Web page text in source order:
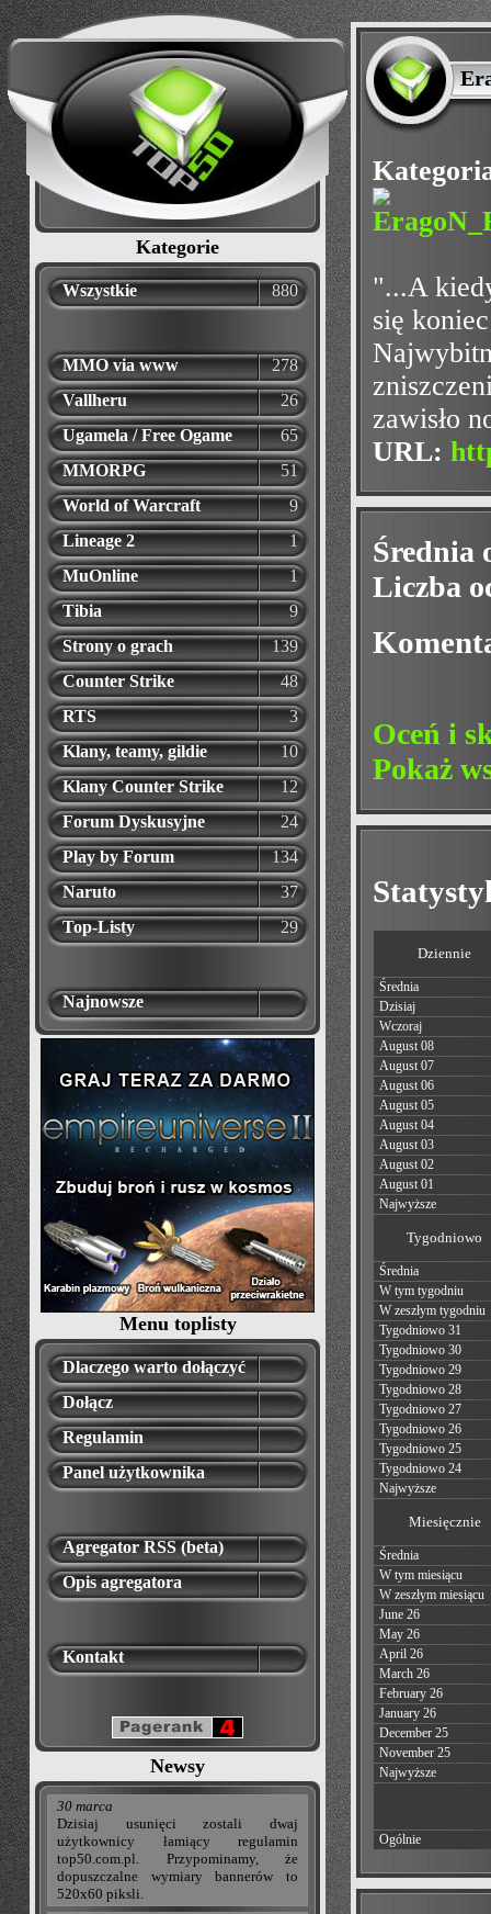
Kategorie
Wszystkie 880
MMO via www
278
Vallheru
26
Ugamela / Free Ogame
65
MMORPG
51
World of Warcraft
9
Lineage 2
1
MuOnline
1
Tibia
9
Strony o grach
139
Counter Strike
48
RTS
3
Klany, teamy, gildie
10
Klany Counter Strike
12
Forum Dyskusyjne
24
Play by Forum
134
Naruto
37
Top-Listy
29
Najnowsze
Menu toplisty
Dlaczego warto dołączyć
Dołącz
Regulamin
Panel użytkownika
Agregator RSS (beta)
Opis agregatora
Kontakt
Newsy
30 marca
Dzisiaj usunięci zostali dwaj
użytkownicy łamiący regulamin
top50.com.pl. Przypominamy, że
dopuszczalne wymiary bannerów to
520x60 piksli.
"...A
się
zawisło
URL:
Średnia
Liczba
Oceń i
Pokaż
Dziennie
Średnia
Dzisiaj
Wczoraj
August 08
August 07
August 06
August 05
August 04
August 03
August 02
August 01
Najwyższe
Tygodniowo
Średnia
W tym tygodniu
W zeszłym tygodniu
Tygodniowo 31
Tygodniowo 30
Tygodniowo 29
Tygodniowo 28
Tygodniowo 27
Tygodniowo 26
Tygodniowo 25
Tygodniowo 24
Najwyższe
Miesięcznie
Średnia
W tym miesiącu
W zeszłym miesiącu
June 26
May 26
April 26
March 26
February 26
January 26
December 25
November 25
Najwyższe
Ogólnie